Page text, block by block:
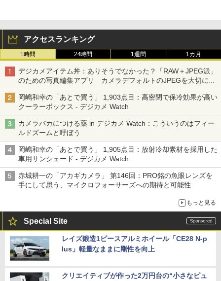
アクセスランキング
1時間 24時間 1週間 1カ月
デジカメアイテム丼：ありそうでなかった？「RAW＋JPEG派」
のための写真編集アプリ カメラデフォルトのJPEGを大切にす
る「Filmator」
岡嶋和幸の「あとで買う」 1,903点目：高密閉で保冷効果が高い
クーラーボックス - デジカメ Watch
カメラバカにつける薬 in デジカメ Watch：こういうのはフィー
ルドズームと呼ぼう
岡嶋和幸の「あとで買う」 1,905点目：放射冷却素材を採用した
車用サンシェード - デジカメ Watch
赤城耕一の「アカギカメラ」 第146回：PRO銘の魚眼レンズを
手にして思う、マイクロフォーサーズへの期待と可能性
もっと見る
Special Site
レイズ鍛造1ピースアルミホイール「CE28 N-p
lus」軽量なままに剛性を向上
クリエイティブが作った2万円台の“小さなピュ